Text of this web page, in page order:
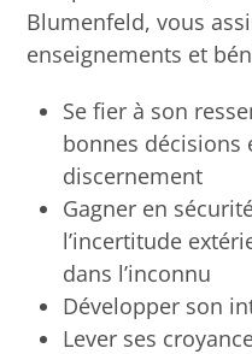
Blumenfeld, vous
enseignements et
Se fier à son
bonnes décisions
discernement
Gagner en
l’incertitude
dans l’inconnu
Développer son
Lever ses